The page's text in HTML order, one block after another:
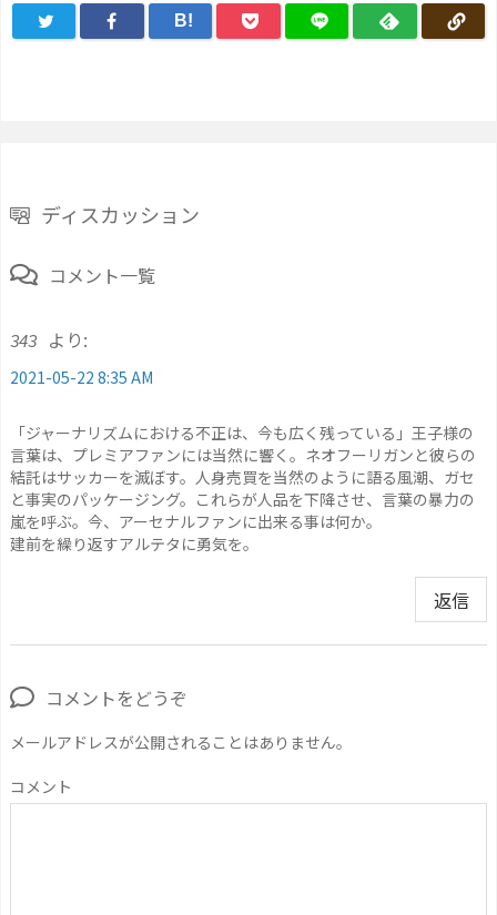
B!
ディスカッション
コメント一覧
343 より:
2021-05-22 8:35 AM
「ジャーナリズムにおける不正は、今も広く残っている」王子様の
言葉は、プレミアファンには当然に響く。ネオフーリガンと彼らの
結託はサッカーを滅ぼす。人身売買を当然のように語る風潮、ガセ
と事実のパッケージング。これらが人品を下降させ、言葉の暴力の
嵐を呼ぶ。今、アーセナルファンに出来る事は何か。
建前を繰り返すアルテタに勇気を。
返信
コメントをどうぞ
メールアドレスが公開されることはありません。
コメント